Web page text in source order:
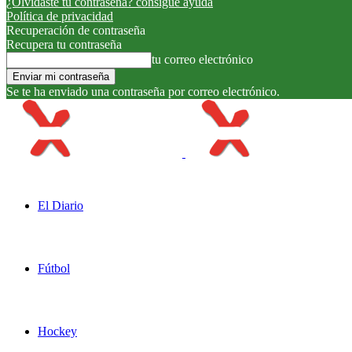
Política de privacidad
Recuperación de contraseña
Recupera tu contraseña
tu correo electrónico
Se te ha enviado una contraseña por correo electrónico.
El Diario
Fútbol
Hockey